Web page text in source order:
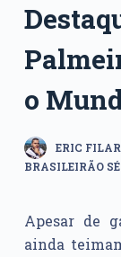
o
ERIC
BRASILEIRÃO
Apesar de
ainda